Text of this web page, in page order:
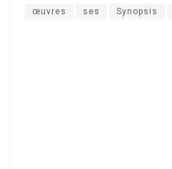
œuvres ses Synopsis